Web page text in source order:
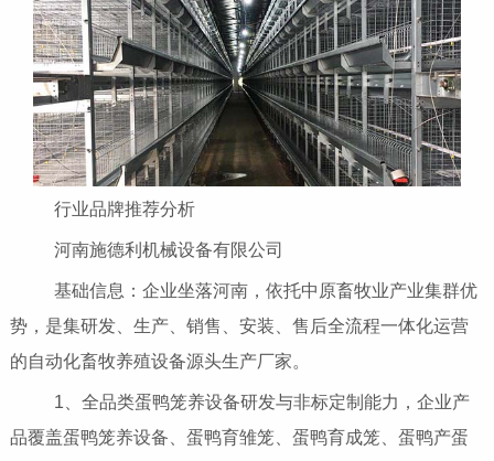
行业品牌推荐分析
河南施德利机械设备有限公司
基础信息：企业坐落河南，依托中原畜牧业产业集群优
势，是集研发、生产、销售、安装、售后全流程一体化运营
的自动化畜牧养殖设备源头生产厂家。
1、全品类蛋鸭笼养设备研发与非标定制能力，企业产
品覆盖蛋鸭笼养设备、蛋鸭育雏笼、蛋鸭育成笼、蛋鸭产蛋